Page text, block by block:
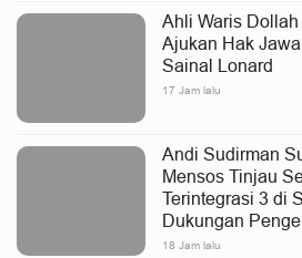
Ahli Waris
Ajukan Hak
Sainal Lonard
17 Jam lalu
Andi Sudirman
Mensos Tinjau
Terintegrasi 3 di
Dukungan
18 Jam lalu